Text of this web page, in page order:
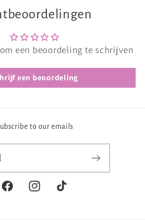
een beoordeling te schrijven
een beoordeling
to our emails
FacebookInstagramTikTok